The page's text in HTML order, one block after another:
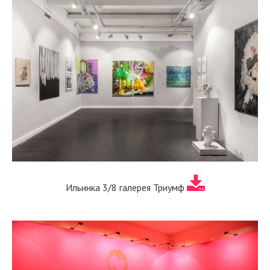
Ильинка 3/8 галерея Триумф